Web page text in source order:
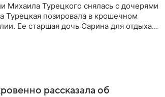
Михаила Турецкого снялась с дочерями
Турецкая позировала в крошечном
Ее старшая дочь Сарина для отдыха
рассказала об